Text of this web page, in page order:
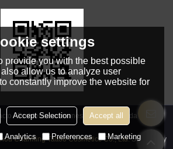
Problemas comunes
Noticia Privada
Charming Tattoo Cosmetics Co., Ltd.Support By
settings
provide you with the best possible
allow us to analyze user
constantly improve the website for
Accept Selection Accept all
Analytics Preferences Marketing